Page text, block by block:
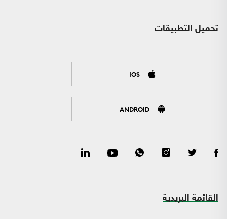
تحميل التطبيقات
IOS
ANDROID
القائمة البريدية